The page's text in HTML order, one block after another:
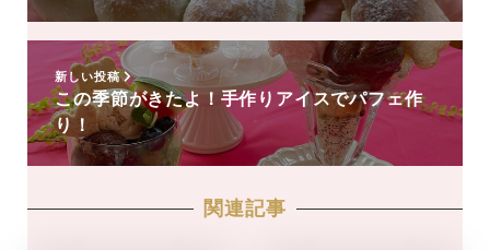
新しい投稿
この季節がきたよ！手作りアイスでパフェ作
り！
関連記事